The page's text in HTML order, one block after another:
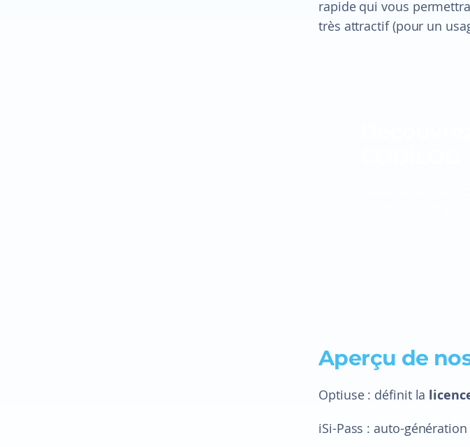
rapide qui vous
très attractif (pour un
Aperçu de
Optiuse : définit la
iSi-Pass : auto-génération